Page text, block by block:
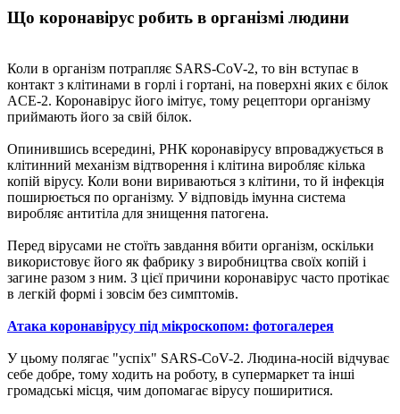
Що коронавірус робить в організмі людини
Коли в організм потрапляє SARS-CoV-2, то він вступає в
контакт з клітинами в горлі і гортані, на поверхні яких є білок
ACE-2. Коронавірус його імітує, тому рецептори організму
приймають його за свій білок.
Опинившись всередині, РНК коронавірусу впроваджується в
клітинний механізм відтворення і клітина виробляє кілька
копій вірусу. Коли вони вириваються з клітини, то й інфекція
поширюється по організму. У відповідь імунна система
виробляє антитіла для знищення патогена.
Перед вірусами не стоїть завдання вбити організм, оскільки
використовує його як фабрику з виробництва своїх копій і
загине разом з ним. З цієї причини коронавірус часто протікає
в легкій формі і зовсім без симптомів.
Атака коронавірусу під мікроскопом: фотогалерея
У цьому полягає "успіх" SARS-CoV-2. Людина-носій відчуває
себе добре, тому ходить на роботу, в супермаркет та інші
громадські місця, чим допомагає вірусу поширитися.